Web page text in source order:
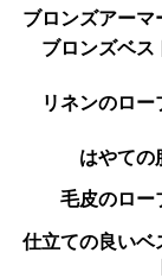
ブロンズアーマ
ブロンズベス
リネンのロー
はやての
毛皮のロー
仕立ての良いベ